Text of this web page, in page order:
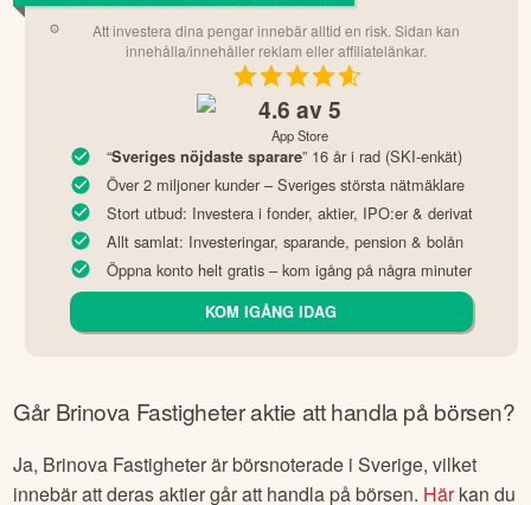
Att investera dina pengar innebär alltid en risk. Sidan kan
innehålla/innehåller reklam eller affiliatelänkar.
4.6 av 5
App Store
“Sveriges nöjdaste sparare” 16 år i rad (SKI-enkät)
Över 2 miljoner kunder – Sveriges största nätmäklare
Stort utbud: Investera i fonder, aktier, IPO:er & derivat
Allt samlat: Investeringar, sparande, pension & bolån
Öppna konto helt gratis – kom igång på några minuter
KOM IGÅNG IDAG
GårBrinova Fastigheteraktie att handla på börsen?
Ja, Brinova Fastigheterär börsnoterade i Sverige, vilket
innebär att deras aktier går att handla på börsen. Härkan du